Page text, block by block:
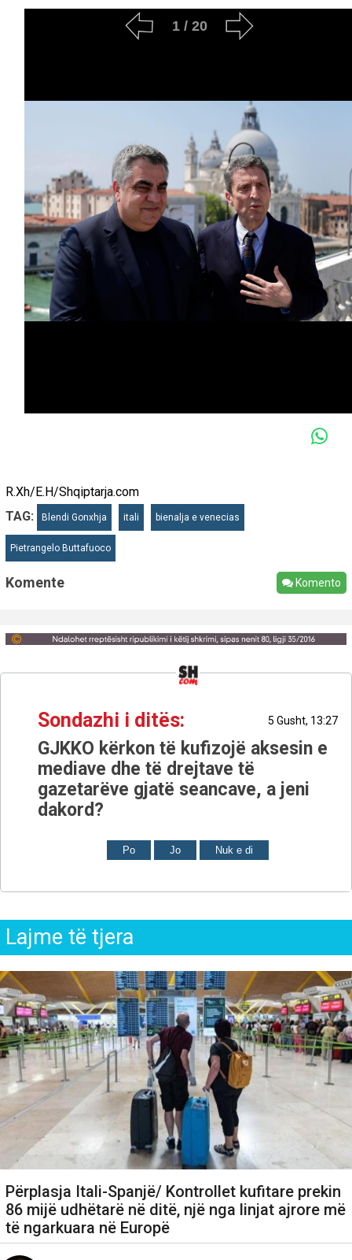
R.Xh/E.H/Shqiptarja.com
TAG:
Blendi Gonxhja itali bienalja e venecias
Pietrangelo Buttafuoco
Komente Komento
Sondazhi i ditës: 5 Gusht, 13:27
GJKKO kërkon të kufizojë aksesin e
mediave dhe të drejtave të
gazetarëve gjatë seancave, a jeni
dakord?
Po Jo Nuk e di
Lajme të tjera
Përplasja Itali-Spanjë/ Kontrollet kufitare prekin
86 mijë udhëtarë në ditë, një nga linjat ajrore më
të ngarkuara në Europë